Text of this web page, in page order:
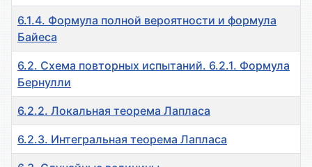
6.1.4. Формула полной вероятности и формула
Байеса
6.2. Схема повторных испытаний. 6.2.1. Формула
Бернулли
6.2.2. Локальная теорема Лапласа
6.2.3. Интегральная теорема Лапласа